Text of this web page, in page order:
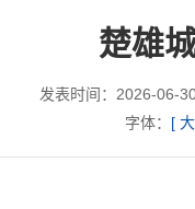
楚雄
发表时间：2026-
字体： [ 大